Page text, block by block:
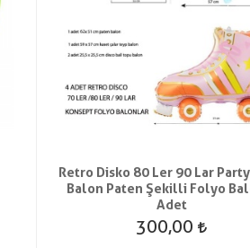
Retro Disko 80 Ler 90 Lar
Balon Paten Şekilli Folyo
Adet
300,00